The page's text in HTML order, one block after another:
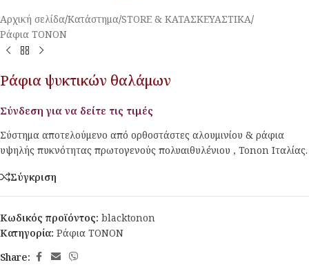
Αρχική σελίδα/Κατάστημα/STORE & ΚΑΤΑΣΚΕΥΑΣΤΙΚΑ/
Ράφια TONON
Ράφια ψυκτικών θαλάμων
Σύνδεση για να δείτε τις τιμές
Σύστημα αποτελούμενο από ορθοστάστες αλουμινίου & ράφια
υψηλής πυκνότητας πρωτογενούς πολυαιθυλένιου , Tonon Ιταλίας.
Σύγκριση
Κωδικός προϊόντος: blacktonon
Κατηγορία: Ράφια TONON
Share: